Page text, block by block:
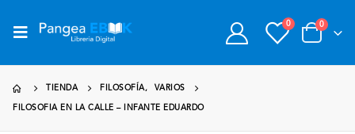
0 0
TIENDA FILOSOFÍA, VARIOS
FILOSOFIA EN LA CALLE – INFANTE EDUARDO